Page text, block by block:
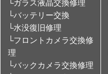
└ガラス液晶交換修理
└バッテリー交換
└水没復旧修理
└フロントカメラ交換修
理
└バックカメラ交換修理